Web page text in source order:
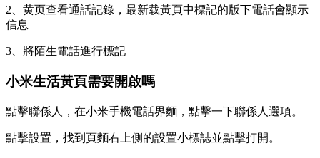
2、黄页查看通話記錄，最新载黃頁中標記的版下電話會顯示
信息
3、將陌生電話進行標記
小米生活黃頁需要開啟嗎
點擊聯係人，在小米手機電話界麵，點擊一下聯係人選項。
點擊設置，找到頁麵右上側的設置小標誌並點擊打開。